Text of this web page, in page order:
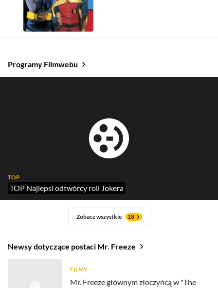
Robert Ashker Kraft
Robert Jarociński
Programy Filmwebu
TOP
TOP Najlepsi odtwórcy roli Jokera
Zobacz wszystkie 18
Newsy dotyczące postaci Mr. Freeze
FILMY
Mr. Freeze głównym złoczyńcą w "The